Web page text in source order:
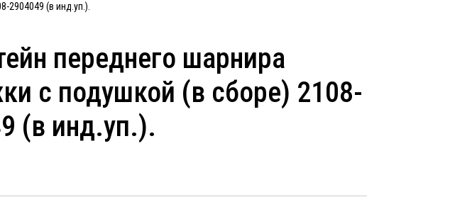
2904049 (в инд.уп.).
переднего шарнира
с подушкой (в сборе) 2108-
(в инд.уп.).